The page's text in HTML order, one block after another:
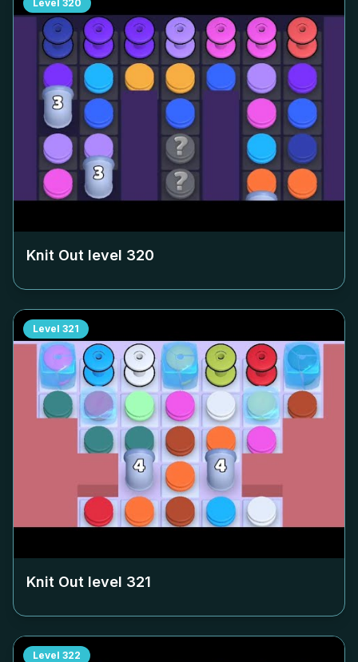
Level 320
Knit Out level 320
Level 321
Knit Out level 321
Level 322